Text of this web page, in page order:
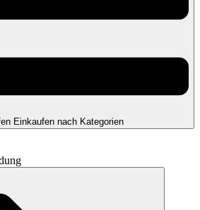
Einkaufen nach Kategorien